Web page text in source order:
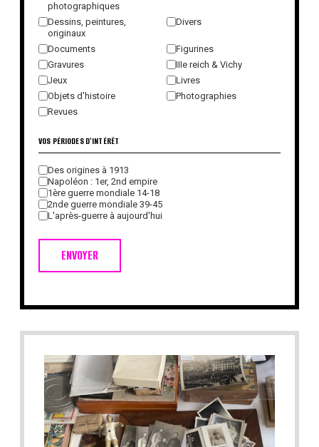
photographiques
Dessins, peintures,
originaux
Divers
Documents
Figurines
Gravures
IIIe reich & Vichy
Jeux
Livres
Objets d'histoire
Photographies
Revues
ENVOYER
VOS PÉRIODES D'INTÉRÊT
Des origines à 1913
Napoléon : 1er, 2nd empire
1ère guerre mondiale 14-18
2nde guerre mondiale 39-45
L'après-guerre à aujourd'hui